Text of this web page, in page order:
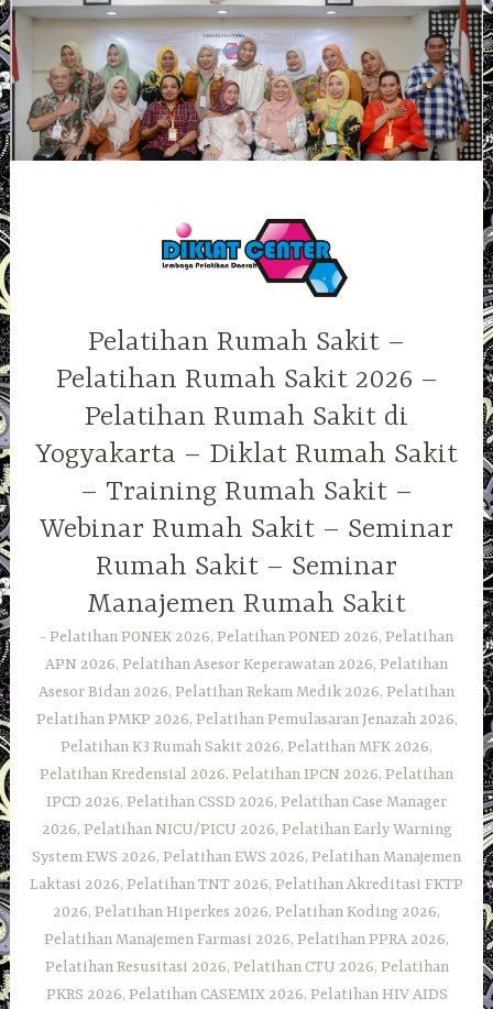
Skip
to
content
Pelatihan Rumah Sakit –
Pelatihan Rumah Sakit 2026 –
Pelatihan Rumah Sakit di
Yogyakarta – Diklat Rumah Sakit
– Training Rumah Sakit –
Webinar Rumah Sakit – Seminar
Rumah Sakit – Seminar
Manajemen Rumah Sakit
Pelatihan PONEK 2026, Pelatihan PONED 2026, Pelatihan
APN 2026, Pelatihan Asesor Keperawatan 2026, Pelatihan
Asesor Bidan 2026, Pelatihan Rekam Medik 2026, Pelatihan
Pelatihan PMKP 2026, Pelatihan Pemulasaran Jenazah 2026,
Pelatihan K3 Rumah Sakit 2026, Pelatihan MFK 2026,
Pelatihan Kredensial 2026, Pelatihan IPCN 2026, Pelatihan
IPCD 2026, Pelatihan CSSD 2026, Pelatihan Case Manager
2026, Pelatihan NICU/PICU 2026, Pelatihan Early Warning
System EWS 2026, Pelatihan EWS 2026, Pelatihan Manajemen
Laktasi 2026, Pelatihan TNT 2026, Pelatihan Akreditasi FKTP
2026, Pelatihan Hiperkes 2026, Pelatihan Koding 2026,
Pelatihan Manajemen Farmasi 2026, Pelatihan PPRA 2026,
Pelatihan Resusitasi 2026, Pelatihan CTU 2026, Pelatihan
PKRS 2026, Pelatihan CASEMIX 2026, Pelatihan HIV AIDS